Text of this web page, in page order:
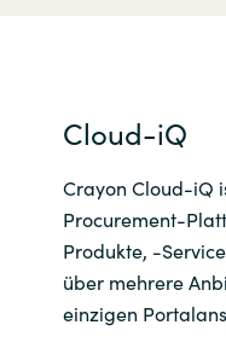
Cloud-iQ
Crayon Cloud-iQ
Procurement-
Produkte, -
über mehrere
einzigen